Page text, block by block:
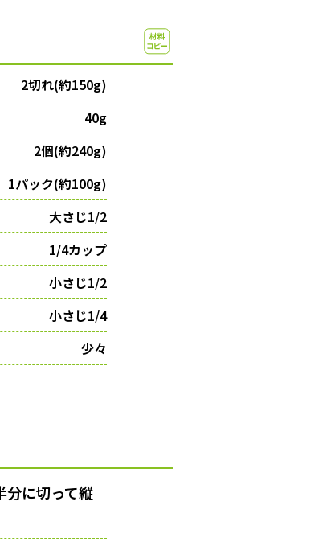
2切れ(約150g)
40g
2個(約240g)
1パック(約100g)
大さじ1/2
1/4カップ
小さじ1/2
小さじ1/4
少々
分に切って縦